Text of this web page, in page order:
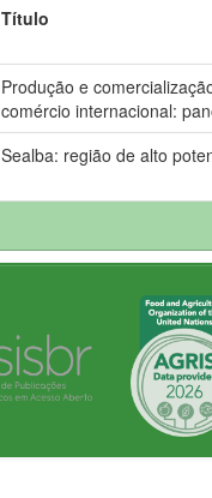
Título
Produção e
comércio internacional:
Sealba: região de alto